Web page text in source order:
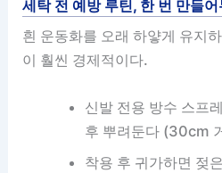
세탁 전 예방 루틴, 한 번 만들
흰 운동화를 오래 하얗게 유지
이 훨씬 경제적이다.
신발 전용 방수 스프
후 뿌려둔다 (30cm
착용 후 귀가하면 젖